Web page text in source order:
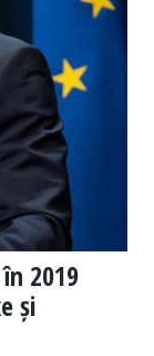
2019
și